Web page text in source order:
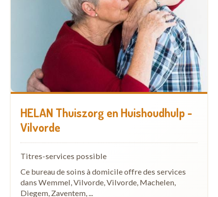
HELAN Thuiszorg en Huishoudhulp -
Vilvorde
Titres-services possible
Ce bureau de soins à domicile offre des services
dans Wemmel, Vilvorde, Vilvorde, Machelen,
Diegem, Zaventem, ...